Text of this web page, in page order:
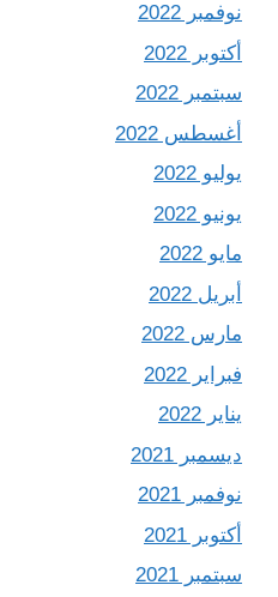
نوفمبر 2022
أكتوبر 2022
سبتمبر 2022
أغسطس 2022
يوليو 2022
يونيو 2022
مايو 2022
أبريل 2022
مارس 2022
فبراير 2022
يناير 2022
ديسمبر 2021
نوفمبر 2021
أكتوبر 2021
سبتمبر 2021